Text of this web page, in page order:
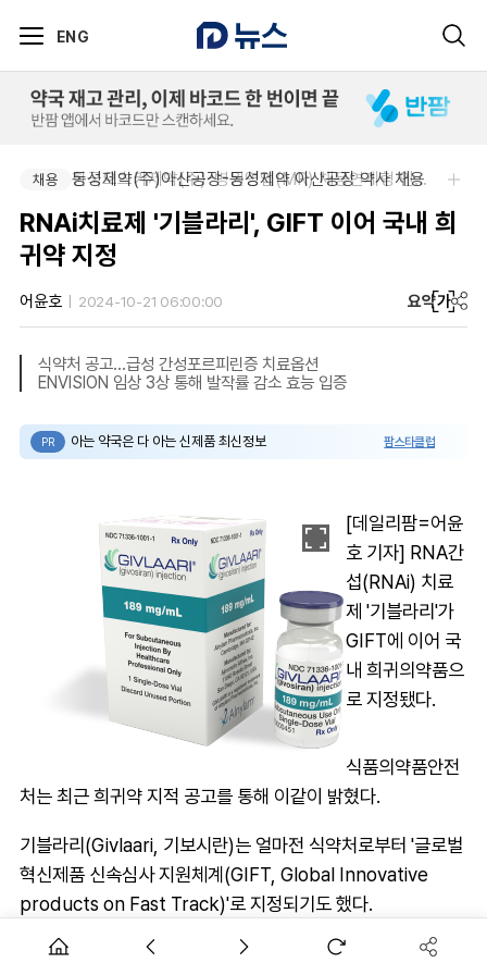
ENG
채용 한국오츠카제약(주)-병원영업(MR) 채용연계형 인턴(신입사원) 모집 공고
채용 동성제약(주)아산공장-동성제약 아산공장 약사 채용
RNAi치료제 '기블라리', GIFT 이어 국내 희
귀약 지정
어윤호 2024-10-21 06:00:00 요약가
식약처 공고...급성 간성포르피린증 치료옵션
ENVISION 임상 3상 통해 발작률 감소 효능 입증
PR 아는 약국은 다 아는 신제품 최신정보 팜스타클럽
[데일리팜=어윤
호 기자] RNA간
섭(RNAi) 치료
제 '기블라리'가
GIFT에 이어 국
내 희귀의약품으
로 지정됐다.
식품의약품안전
처는 최근 희귀약 지적 공고를 통해 이같이 밝혔다.
기블라리(Givlaari, 기보시란)는 얼마전 식약처로부터 '글로벌
혁신제품 신속심사 지원체계(GIFT, Global Innovative
products on Fast Track)'로 지정되기도 했다.
이 약은 지난 2019년 미국 FDA, 2020년 유럽 EMA로 부트